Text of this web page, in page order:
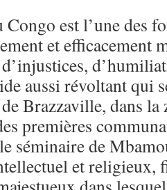
Congo est l’une des
et efficacement
aussi révoltant qui
Brazzaville, dans la
premières
séminaire de
et religieux,